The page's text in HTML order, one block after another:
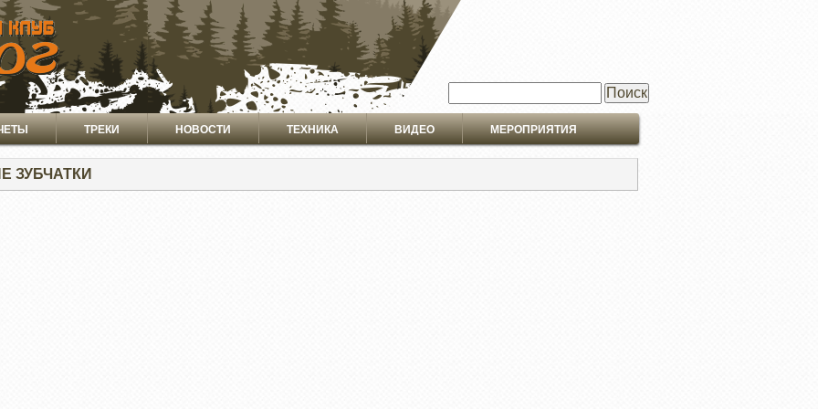
ТРЕКИ НОВОСТИ ТЕХНИКА ВИДЕО МЕРОПРИЯТИЯ
ЗУБЧАТКИ